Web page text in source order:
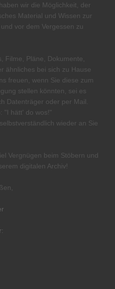
wir die Möglichkeit, der
Material und Wissen zur
vor dem Vergessen zu
Filme, Pläne, Dokumente,
ähnliches bei sich zu Hause
freuen, wenn Sie diese zum
stellen könnten, sei es
Datenträger oder per Mail.
"I hätt' do wos!"
wieder an Sie
Vergnügen beim Stöbern und
digitalen Archiv!